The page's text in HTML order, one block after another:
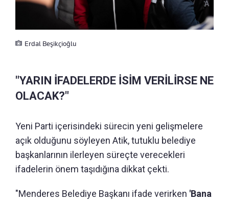
Erdal Beşikçioğlu
"YARIN İFADELERDE İSİM VERİLİRSE NE
OLACAK?"
Yeni Parti içerisindeki sürecin yeni gelişmelere
açık olduğunu söyleyen Atik, tutuklu belediye
başkanlarının ilerleyen süreçte verecekleri
ifadelerin önem taşıdığına dikkat çekti.
"Menderes Belediye Başkanı ifade verirken 'Bana